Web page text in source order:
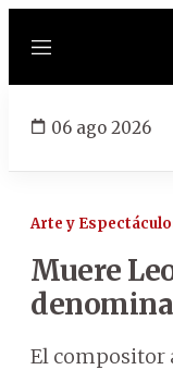
Menú
06 ago 2026
Arte y
Muere
El compositor